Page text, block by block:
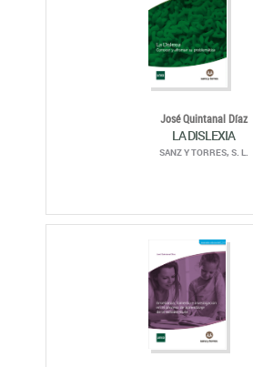
José Quintanal Díaz
LA DISLEXIA
SANZ Y TORRES, S. L.
José Quintanal Díaz
ENSEÑANZA FOMENTO E
PROCESO DE APRENDIZAJE DE LA
SANZ Y TORRES, S. L.